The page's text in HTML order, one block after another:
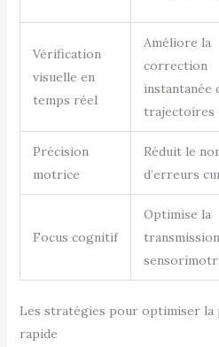
Vérification
visuelle en
temps réel
Améliore la
correction
instantanée
trajectoires
Précision
motrice
Réduit le
d’erreurs
Focus cognitif
Optimise la
transmission
Les stratégies pour optimiser la
rapide